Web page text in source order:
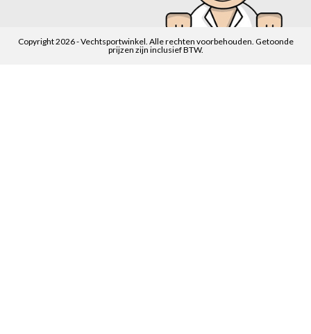
Copyright 2026 - Vechtsportwinkel. Alle rechten voorbehouden. Getoonde
prijzen zijn inclusief BTW.